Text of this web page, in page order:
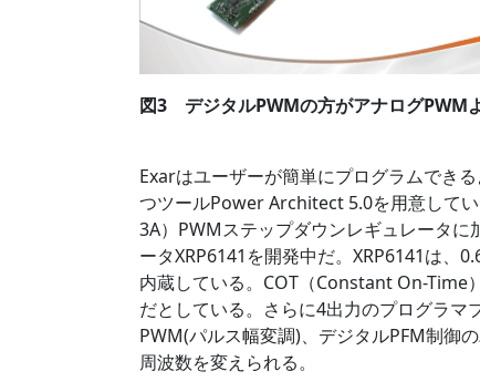
図3 デジタルPWMの方がアナログ
Exarはユーザーが簡単にプログラムでき
つツールPower Architect 5.0を用意して
3A）PWMステップダウンレギュレータ
ータXRP6141を開発中だ。XRP6141は、
内蔵している。COT（Constant On-
だとしている。さらに4出力のプログラマ
PWM(パルス幅変調)、デジタルPFM制御
周波数を変えられる。